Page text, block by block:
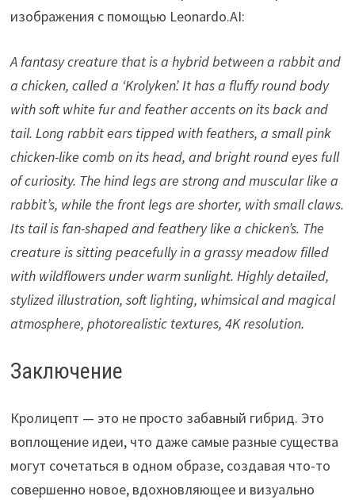
изображения с помощью Leonardo.AI:
A fantasy creature that is a hybrid between a rabbit and
a chicken, called a ‘Krolyken’. It has a fluffy round body
with soft white fur and feather accents on its back and
tail. Long rabbit ears tipped with feathers, a small pink
chicken-like comb on its head, and bright round eyes full
of curiosity. The hind legs are strong and muscular like a
rabbit’s, while the front legs are shorter, with small claws.
Its tail is fan-shaped and feathery like a chicken’s. The
creature is sitting peacefully in a grassy meadow filled
with wildflowers under warm sunlight. Highly detailed,
stylized illustration, soft lighting, whimsical and magical
atmosphere, photorealistic textures, 4K resolution.
Заключение
Кролицепт — это не просто забавный гибрид. Это
воплощение идеи, что даже самые разные существа
могут сочетаться в одном образе, создавая что-то
совершенно новое, вдохновляющее и визуально